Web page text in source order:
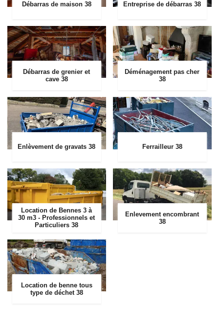
Débarras de maison 38 Entreprise de débarras 38
Débarras de grenier et
cave 38
Déménagement pas cher
38
Enlèvement de gravats 38 Ferrailleur 38
Location de Bennes 3 à
30 m3 - Professionnels et
Particuliers 38
Enlevement encombrant
38
Location de benne tous
type de déchet 38